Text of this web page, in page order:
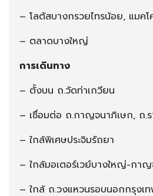
– โลตัสบางกรวยไทรน้อย, แมค
– ตลาดบางใหญ่
การเดินทาง
– ตั้งบน ถ.วัดท่าเกวียน
– เชื่อมต่อ ถ.กาญจนาภิเษก, ถ.
– ใกล้พิเศษประจิมรัถยา
– ใกล้มอเตอร์เวย์บางใหญ่-กา
– ใกล้ ถ.วงแหวนรอบนอกกรุงเ